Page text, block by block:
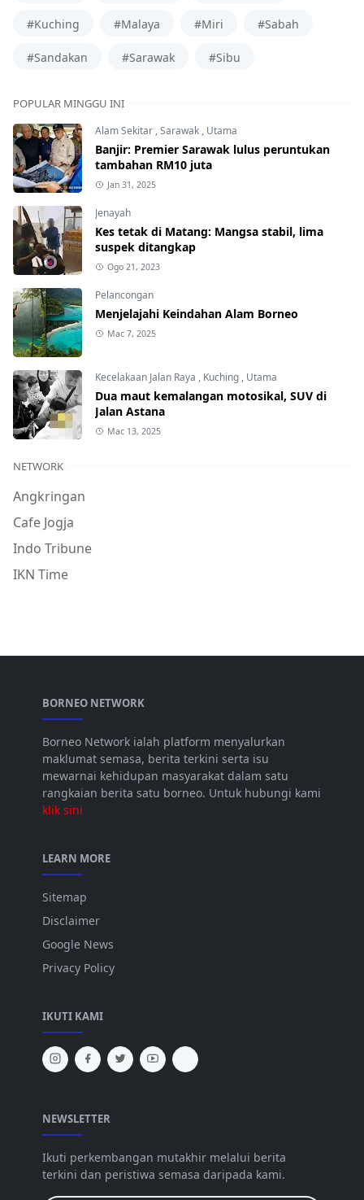
#Kuching #Malaya #Miri #Sabah
#Sandakan #Sarawak #Sibu
POPULAR MINGGU INI
Alam Sekitar ,Sarawak , Utama
Banjir: Premier Sarawak lulus peruntukan
tambahan RM10 juta
Jan 31, 2025
Jenayah
Kes tetak di Matang: Mangsa stabil, lima
suspek ditangkap
Ogo 21, 2023
Pelancongan
Menjelajahi Keindahan Alam Borneo
Mac 7, 2025
Kecelakaan Jalan Raya , Kuching , Utama
Dua maut kemalangan motosikal, SUV di
Jalan Astana
Mac 13, 2025
NETWORK
Angkringan
Cafe Jogja
Indo Tribune
IKN Time
BORNEO NETWORK
Borneo Network ialah platform menyalurkan
maklumat semasa, berita terkini serta isu
mewarnai kehidupan masyarakat dalam satu
rangkaian berita satu borneo. Untuk hubungi kami
klik sini
LEARN MORE
Sitemap
Disclaimer
Google News
Privacy Policy
IKUTI KAMI
NEWSLETTER
Ikuti perkembangan mutakhir melalui berita
terkini dan peristiwa semasa daripada kami.